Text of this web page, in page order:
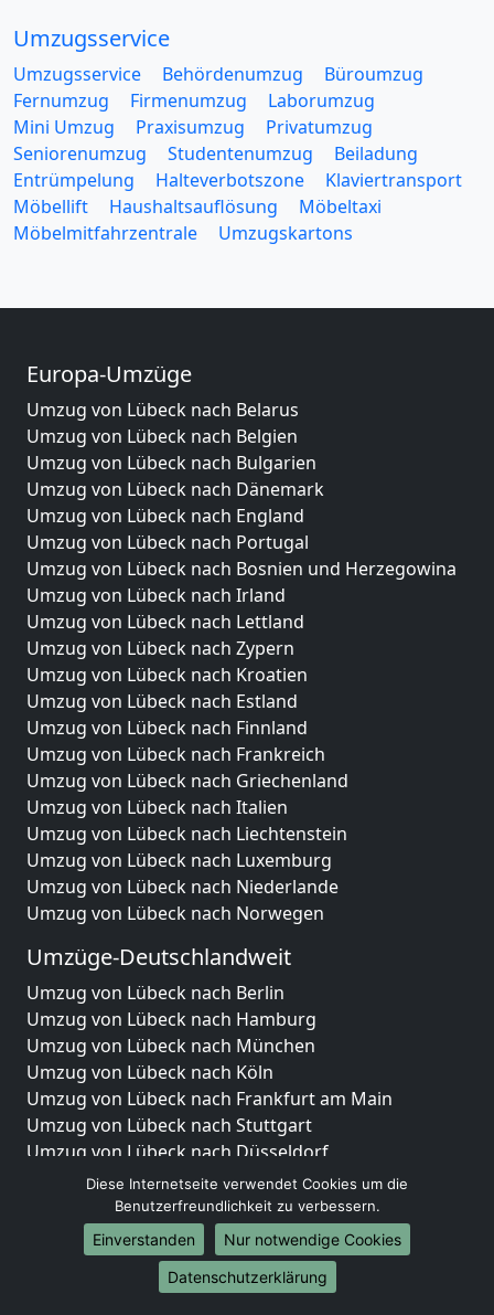
Umzugsservice
Umzugsservice Behördenumzug
Büroumzug
Fernumzug
Firmenumzug
Laborumzug
Mini Umzug
Praxisumzug
Privatumzug
Seniorenumzug
Studentenumzug
Beiladung
Entrümpelung
Halteverbotszone
Klaviertransport
Möbellift
Haushaltsauflösung
Möbeltaxi
Möbelmitfahrzentrale
Umzugskartons
Europa-Umzüge
Umzug von Lübeck nach Belarus
Umzug von Lübeck nach Belgien
Umzug von Lübeck nach Bulgarien
Umzug von Lübeck nach Dänemark
Umzug von Lübeck nach England
Umzug von Lübeck nach Portugal
Umzug von Lübeck nach Bosnien und Herzegowina
Umzug von Lübeck nach Irland
Umzug von Lübeck nach Lettland
Umzug von Lübeck nach Zypern
Umzug von Lübeck nach Kroatien
Umzug von Lübeck nach Estland
Umzug von Lübeck nach Finnland
Umzug von Lübeck nach Frankreich
Umzug von Lübeck nach Griechenland
Umzug von Lübeck nach Italien
Umzug von Lübeck nach Liechtenstein
Umzug von Lübeck nach Luxemburg
Umzug von Lübeck nach Niederlande
Umzug von Lübeck nach Norwegen
Umzüge-Deutschlandweit
Umzug von Lübeck nach Berlin
Umzug von Lübeck nach Hamburg
Umzug von Lübeck nach München
Umzug von Lübeck nach Köln
Umzug von Lübeck nach Frankfurt am Main
Umzug von Lübeck nach Stuttgart
Umzug von Lübeck nach Düsseldorf
Umzug von Lübeck nach Leipzig
Umzug von Lübeck nach Dortmund
Umzug von Lübeck nach Essen
Umzug von Lübeck nach Bremen
Umzug von Lübeck nach Dresden
Diese Internetseite verwendet Cookies um die
Benutzerfreundlichkeit zu verbessern.
Einverstanden
Nur notwendige Cookies
Datenschutzerklärung